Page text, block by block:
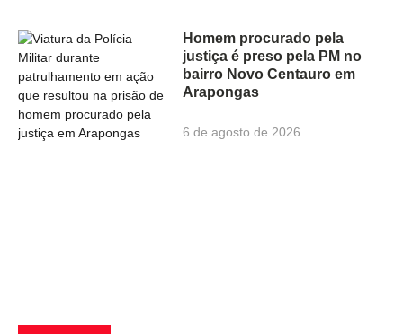
Homem procurado pela
justiça é preso pela PM no
bairro Novo Centauro em
Arapongas
6 de agosto de 2026